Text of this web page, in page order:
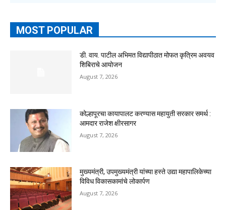
MOST POPULAR
डी. वाय. पाटील अभिमत विद्यापीठात मोफत कृत्रिम अवयव
शिबिराचे आयोजन
August 7, 2026
कोल्हापूरचा कायापालट करण्यास महायुती सरकार समर्थ :
आमदार राजेश क्षीरसागर
August 7, 2026
मुख्यमंत्री, उपमुख्यमंत्री यांच्या हस्ते उद्या महापालिकेच्या
विविध विकासकामांचे लोकार्पण
August 7, 2026